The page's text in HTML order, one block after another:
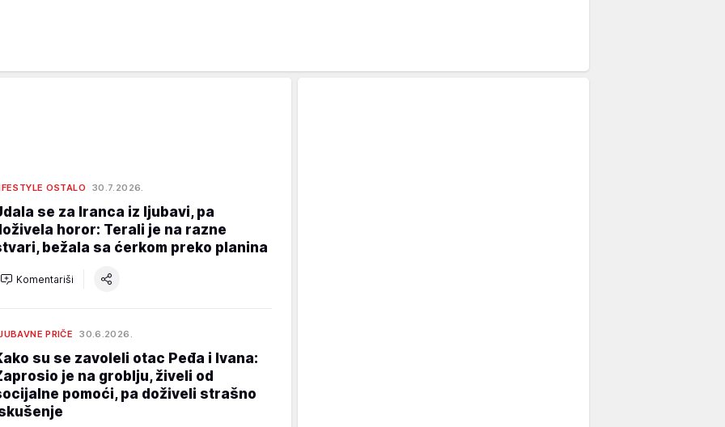
OSTALO 30.7.2026.
se za Iranca iz ljubavi, pa
horor: Terali je na razne
bežala sa ćerkom preko planina
Komentariši
PRIČE 30.6.2026.
su se zavoleli otac Peđa i Ivana:
je na groblju, živeli od
pomoći, pa doživeli strašno